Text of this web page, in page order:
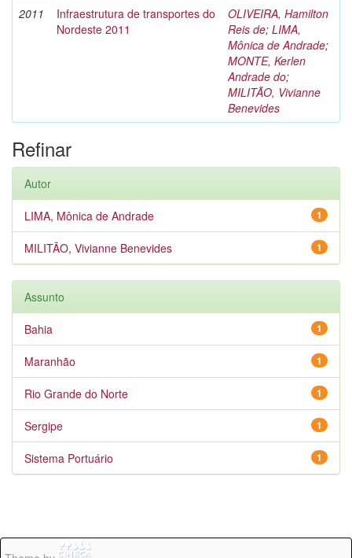
2011
Infraestrutura de transportes do
Nordeste 2011
OLIVEIRA, Hamilton
Reis de; LIMA,
Mônica de Andrade;
MONTE, Kerlen
Andrade do;
MILITÃO, Vivianne
Benevides
Refinar
Autor
1
LIMA, Mônica de Andrade
1
MILITÃO, Vivianne Benevides
Assunto
1
Bahia
1
Maranhão
1
Rio Grande do Norte
1
Sergipe
1
Sistema Portuário